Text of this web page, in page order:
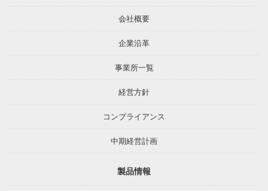
会社概要
企業沿革
事業所一覧
経営方針
コンプライアンス
中期経営計画
製品情報